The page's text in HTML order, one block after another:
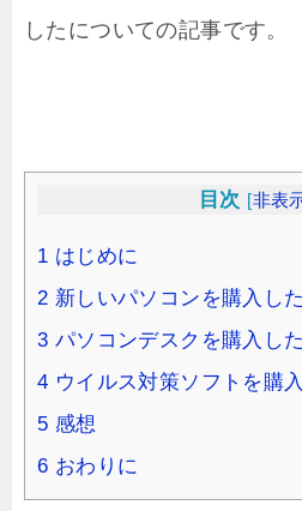
したについての記事です。
目次 [非表
1 はじめに
2 新しいパソコンを購入した
3 パソコンデスクを購入した
4 ウイルス対策ソフトを購
5 感想
6 おわりに